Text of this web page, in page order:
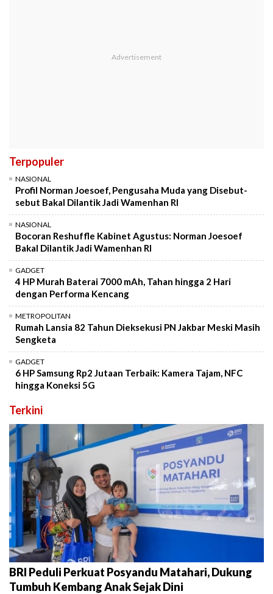
Terpopuler
NASIONAL
Profil Norman Joesoef, Pengusaha Muda yang Disebut-
sebut Bakal Dilantik Jadi Wamenhan RI
NASIONAL
Bocoran Reshuffle Kabinet Agustus: Norman Joesoef
Bakal Dilantik Jadi Wamenhan RI
GADGET
4 HP Murah Baterai 7000 mAh, Tahan hingga 2 Hari
dengan Performa Kencang
METROPOLITAN
Rumah Lansia 82 Tahun Dieksekusi PN Jakbar Meski Masih
Sengketa
GADGET
6 HP Samsung Rp2 Jutaan Terbaik: Kamera Tajam, NFC
hingga Koneksi 5G
Terkini
BRI Peduli Perkuat Posyandu Matahari, Dukung
Tumbuh Kembang Anak Sejak Dini